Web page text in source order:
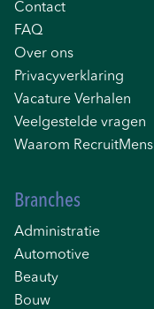
Contact
FAQ
Over ons
Privacyverklaring
Vacature Verhalen
Veelgestelde vragen
Waarom RecruitMens
Branches
Administratie
Automotive
Beauty
Bouw